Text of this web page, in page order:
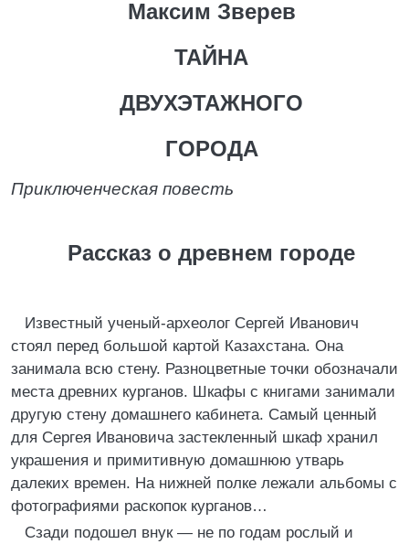
Максим Зверев
ТАЙНА
ДВУХЭТАЖНОГО
ГОРОДА
Приключенческая повесть
Рассказ о древнем городе
Известный ученый-археолог Сергей Иванович
стоял перед большой картой Казахстана. Она
занимала всю стену. Разноцветные точки обозначали
места древних курганов. Шкафы с книгами занимали
другую стену домашнего кабинета. Самый ценный
для Сергея Ивановича застекленный шкаф хранил
украшения и примитивную домашнюю утварь
далеких времен. На нижней полке лежали альбомы с
фотографиями раскопок курганов…
Сзади подошел внук — не по годам рослый и